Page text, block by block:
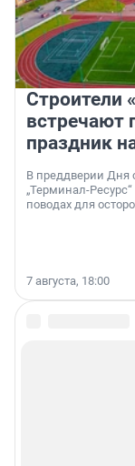
Строители
встречают
праздник
В преддверии Дня
„Терминал-
поводах для
7 августа, 18:00